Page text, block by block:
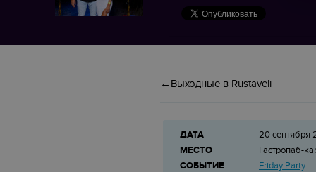
Выходные в Rustaveli
ДАТА
20 сентября
МЕСТО
Гастропаб-
СОБЫТИЕ
Friday Party